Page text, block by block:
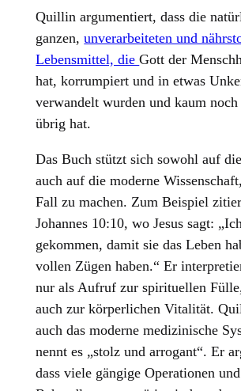
Quillin argumentiert, dass die
ganzen,unverarbeiteten und
Lebensmittel, dieGott der
hat, korrumpiert und in etwas
verwandelt wurden und kaum
übrig hat.
Das Buch stützt sich sowohl auf
auch auf die moderne
Fall zu machen. Zum Beispiel
Johannes 10:10, wo Jesus sagt:
gekommen, damit sie das Leben
vollen Zügen haben.“ Er
nur als Aufruf zur spirituellen
auch zur körperlichen Vitalität.
auch das moderne medizinische
nennt es „stolz und arrogant“. Er
dass viele gängige Operationen und